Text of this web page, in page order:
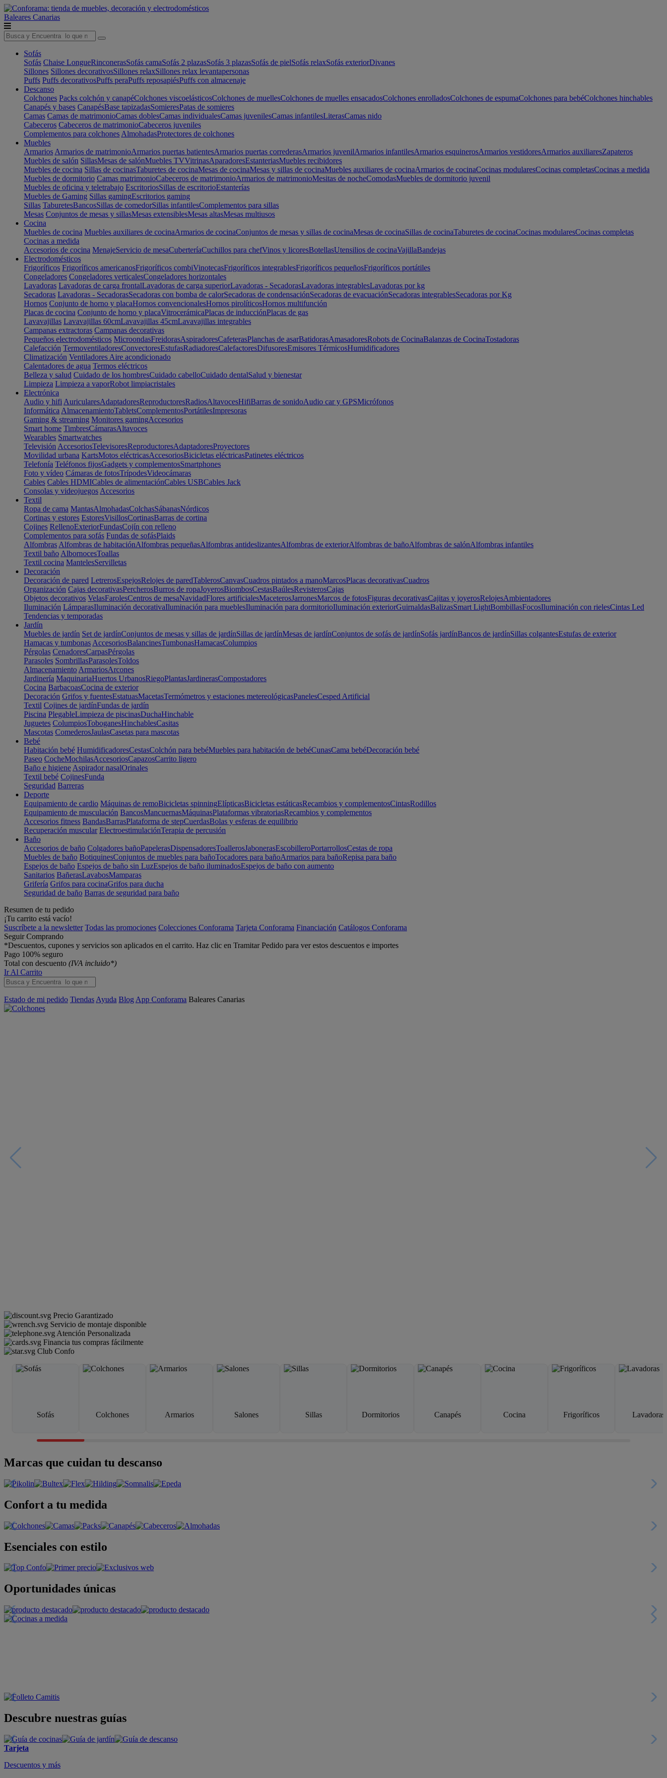
Baleares Canarias
Sofás
Sofás Chaise LongueRinconerasSofás camaSofás 2 plazasSofás 3 plazasSofás de pielSofás relaxSofás exteriorDivanes
Sillones Sillones decorativosSillones relaxSillones relax levantapersonas
Puffs Puffs decorativosPuffs peraPuffs reposapiésPuffs con almacenaje
Descanso
Colchones Packs colchón y canapéColchones viscoelásticosColchones de muellesColchones de muelles ensacadosColchones enrolladosColchones de espumaColchones para bebéColchones hinchables
Canapés y bases CanapésBase tapizadasSomieresPatas de somieres
Camas Camas de matrimonioCamas doblesCamas individualesCamas juvenilesCamas infantilesLiterasCamas nido
Cabeceros Cabeceros de matrimonioCabeceros juveniles
Complementos para colchones AlmohadasProtectores de colchones
Muebles
Armarios Armarios de matrimonioArmarios puertas batientesArmarios puertas correderasArmarios juvenilArmarios infantilesArmarios esquinerosArmarios vestidoresArmarios auxiliaresZapateros
Muebles de salón SillasMesas de salónMuebles TVVitrinasAparadoresEstanteriasMuebles recibidores
Muebles de cocina Sillas de cocinasTaburetes de cocinaMesas de cocinaMesas y sillas de cocinaMuebles auxiliares de cocinaArmarios de cocinaCocinas modularesCocinas completasCocinas a medida
Muebles de dormitorio Camas matrimonioCabeceros de matrimonioArmarios de matrimonioMesitas de nocheComodasMuebles de dormitorio juvenil
Muebles de oficina y teletrabajo EscritoriosSillas de escritorioEstanterías
Muebles de Gaming Sillas gamingEscritorios gaming
Sillas TaburetesBancosSillas de comedorSillas infantilesComplementos para sillas
Mesas Conjuntos de mesas y sillasMesas extensiblesMesas altasMesas multiusos
Cocina
Muebles de cocina Muebles auxiliares de cocinaArmarios de cocinaConjuntos de mesas y sillas de cocinaMesas de cocinaSillas de cocinaTaburetes de cocinaCocinas modularesCocinas completas
Cocinas a medida
Accesorios de cocina MenajeServicio de mesaCuberteríaCuchillos para chefVinos y licoresBotellasUtensilios de cocinaVajillaBandejas
Electrodomésticos
Frigoríficos Frigoríficos americanosFrigoríficos combiVinotecasFrigoríficos integrablesFrigoríficos pequeñosFrigoríficos portátiles
Congeladores Congeladores verticalesCongeladores horizontales
Lavadoras Lavadoras de carga frontalLavadoras de carga superiorLavadoras - SecadorasLavadoras integrablesLavadoras por kg
Secadoras Lavadoras - SecadorasSecadoras con bomba de calorSecadoras de condensaciónSecadoras de evacuaciónSecadoras integrablesSecadoras por Kg
Hornos Conjunto de horno y placaHornos convencionalesHornos pirolíticosHornos multifunción
Placas de cocina Conjunto de horno y placaVitrocerámicaPlacas de inducciónPlacas de gas
Lavavajillas Lavavajillas 60cmLavavajillas 45cmLavavajillas integrables
Campanas extractoras Campanas decorativas
Pequeños electrodomésticos MicroondasFreidorasAspiradoresCafeterasPlanchas de asarBatidorasAmasadoresRobots de CocinaBalanzas de CocinaTostadoras
Calefacción TermoventiladoresConvectoresEstufasRadiadoresCalefactoresDifusoresEmisores TérmicosHumidificadores
Climatización Ventiladores Aire acondicionado
Calentadores de agua Termos eléctricos
Belleza y salud Cuidado de los hombresCuidado cabelloCuidado dentalSalud y bienestar
Limpieza Limpieza a vaporRobot limpiacristales
Electrónica
Audio y hifi AuricularesAdaptadoresReproductoresRadiosAltavocesHifiBarras de sonidoAudio car y GPSMicrófonos
Informática AlmacenamientoTabletsComplementosPortátilesImpresoras
Gaming & streaming Monitores gamingAccesorios
Smart home TimbresCámarasAltavoces
Wearables Smartwatches
Televisión AccesoriosTelevisoresReproductoresAdaptadoresProyectores
Movilidad urbana KartsMotos eléctricasAccesoriosBicicletas eléctricasPatinetes eléctricos
Telefonía Teléfonos fijosGadgets y complementosSmartphones
Foto y vídeo Cámaras de fotosTrípodesVideocámaras
Cables Cables HDMICables de alimentaciónCables USBCables Jack
Consolas y videojuegos Accesorios
Textil
Ropa de cama MantasAlmohadasColchasSábanasNórdicos
Cortinas y estores EstoresVisillosCortinasBarras de cortina
Cojines RellenoExteriorFundasCojín con relleno
Complementos para sofás Fundas de sofásPlaids
Alfombras Alfombras de habitaciónAlfombras pequeñasAlfombras antideslizantesAlfombras de exteriorAlfombras de bañoAlfombras de salónAlfombras infantiles
Textil baño AlbornocesToallas
Textil cocina MantelesServilletas
Decoración
Decoración de pared LetrerosEspejosRelojes de paredTablerosCanvasCuadros pintados a manoMarcosPlacas decorativasCuadros
Organización Cajas decorativasPercherosBurros de ropaJoyerosBiombosCestasBaúlesRevisterosCajas
Objetos decorativos VelasFarolesCentros de mesaNavidadFlores artificialesMaceterosJarronesMarcos de fotosFiguras decorativasCajitas y joyerosRelojesAmbientadores
Iluminación LámparasIluminación decorativaIluminación para mueblesIluminación para dormitorioIluminación exteriorGuirnaldasBalizasSmart LightBombillasFocosIluminación con rielesCintas Led
Tendencias y temporadas
Jardín
Muebles de jardín Set de jardínConjuntos de mesas y sillas de jardínSillas de jardínMesas de jardínConjuntos de sofás de jardínSofás jardínBancos de jardínSillas colgantesEstufas de exterior
Hamacas y tumbonas AccesoriosBalancinesTumbonasHamacasColumpios
Pérgolas CenadoresCarpasPérgolas
Parasoles SombrillasParasolesToldos
Almacenamiento ArmariosArcones
Jardinería MaquinariaHuertos UrbanosRiegoPlantasJardinerasCompostadores
Cocina BarbacoasCocina de exterior
Decoración Grifos y fuentesEstatuasMacetasTermómetros y estaciones metereológicasPanelesCesped Artificial
Textil Cojines de jardínFundas de jardín
Piscina PlegableLimpieza de piscinasDuchaHinchable
Juguetes ColumpiosToboganesHinchablesCasitas
Mascotas ComederosJaulasCasetas para mascotas
Bebé
Habitación bebé HumidificadoresCestasColchón para bebéMuebles para habitación de bebéCunasCama bebéDecoración bebé
Paseo CocheMochilasAccesoriosCapazosCarrito ligero
Baño e higiene Aspirador nasalOrinales
Textil bebé CojinesFunda
Seguridad Barreras
Deporte
Equipamiento de cardio Máquinas de remoBicicletas spinningElípticasBicicletas estáticasRecambios y complementosCintasRodillos
Equipamiento de musculación BancosMancuernasMáquinasPlataformas vibratoriasRecambios y complementos
Accesorios fitness BandasBarrasPlataforma de stepCuerdasBolas y esferas de equilibrio
Recuperación muscular ElectroestimulaciónTerapia de percusión
Baño
Accesorios de baño Colgadores bañoPapelerasDispensadoresToallerosJabonerasEscobilleroPortarrollosCestas de ropa
Muebles de baño BotiquinesConjuntos de muebles para bañoTocadores para bañoArmarios para bañoRepisa para baño
Espejos de baño Espejos de baño sin LuzEspejos de baño iluminadosEspejos de baño con aumento
Sanitarios BañerasLavabosMamparas
Grifería Grifos para cocinaGrifos para ducha
Seguridad de baño Barras de seguridad para baño
Resumen de tu pedido
¡Tu carrito está vacío!
Suscríbete a la newsletter Todas las promociones Colecciones Conforama Tarjeta Conforama Financiación Catálogos Conforama
Seguir Comprando
*Descuentos, cupones y servicios son aplicados en el carrito. Haz clic en Tramitar Pedido para ver estos descuentos e importes
Pago 100% seguro
Total con descuento (IVA incluido*)
Ir Al Carrito
Estado de mi pedido Tiendas Ayuda Blog App Conforama Baleares Canarias
Precio Garantizado
Servicio de montaje disponible
Atención Personalizada
Financia tus compras fácilmente
Club Confo
Sofás Colchones Armarios Salones Sillas Dormitorios Canapés Cocina Frigoríficos Lavadoras
Marcas que cuidan tu descanso
Confort a tu medida
Esenciales con estilo
Oportunidades únicas
Descubre nuestras guías
Tarjeta
Descuentos y más